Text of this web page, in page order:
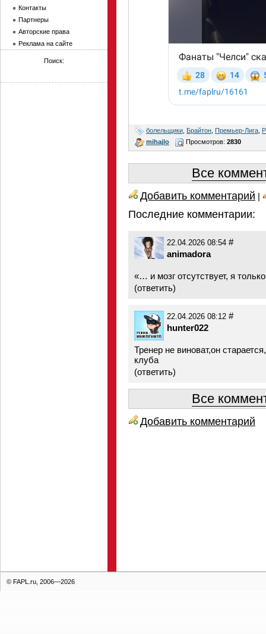
болельщики Брайтон Премьер-Лига
mihajlo
Просмотров: 2830
Все
Добавить комментарий |
Последние комментарии:
22.04.2026 08:54 #
animadora
«… и мозг отсутствует, я
(ответить)
22.04.2026 08:12 #
hunter022
Тренер не виноват,он
клуба
(ответить)
Все
Добавить комментарий
Контакты
Партнеры
Авторские права
Реклама на сайте
Поиск:
© FAPL.ru, 2006—2026